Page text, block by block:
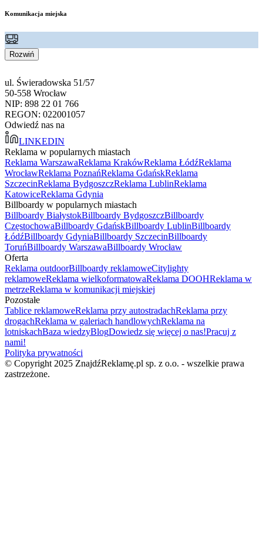
Komunikacja miejska
Rozwiń
ul. Świeradowska 51/57
50-558 Wrocław
NIP: 898 22 01 766
REGON: 022001057
Odwiedź nas na
LINKEDIN
Reklama w popularnych miastach
Reklama WarszawaReklama KrakówReklama ŁódźReklama
WrocławReklama PoznańReklama GdańskReklama
SzczecinReklama BydgoszczReklama LublinReklama
KatowiceReklama Gdynia
Billboardy w popularnych miastach
Billboardy BiałystokBillboardy BydgoszczBillboardy
CzęstochowaBillboardy GdańskBillboardy LublinBillboardy
ŁódźBillboardy GdyniaBillboardy SzczecinBillboardy
ToruńBillboardy WarszawaBillboardy Wrocław
Oferta
Reklama outdoorBillboardy reklamoweCitylighty
reklamoweReklama wielkoformatowaReklama DOOHReklama w
metrzeReklama w komunikacji miejskiej
Pozostałe
Tablice reklamoweReklama przy autostradachReklama przy
drogachReklama w galeriach handlowychReklama na
lotniskachBaza wiedzyBlogDowiedz się więcej o nas!Pracuj z
nami!
Polityka prywatności
© Copyright 2025 ZnajdźReklamę.pl sp. z o.o. - wszelkie prawa
zastrzeżone.